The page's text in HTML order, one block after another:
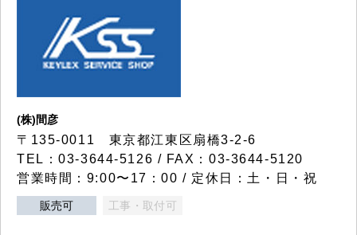
(株)間彦
〒135-0011 東京都江東区扇橋3-2-6
TEL：03-3644-5126 / FAX：03-3644-5120
営業時間：9:00〜17：00 / 定休日：土・日・祝
販売可 工事・取付可